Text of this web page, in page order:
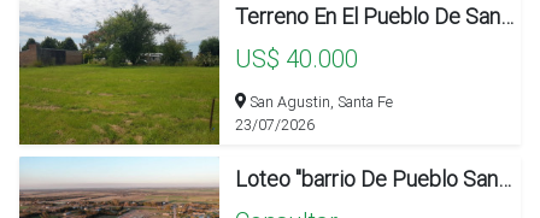
Terreno En El Pueblo De San Agustín Santa Fe 25x32m.
US$ 40.000
San Agustin, Santa Fe
23/07/2026
Loteo "barrio De Pueblo San Juan Bautista" - Grütly - Santa Fe